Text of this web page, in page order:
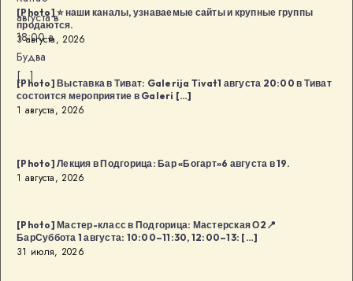
августа в
18:00 в
Будва
[…]
[Photo] ⭐️ наши каналы, узнаваемые сайты и крупные группы
продаются.
3 августа, 2026
[Photo] Выставка в Тиват: Galerija Tivat1 августа 20:00 в Тиват
состоится мероприятие в Galeri […]
1 августа, 2026
[Photo] Лекция в Подгорица: Бар «Богарт»6 августа в 19.
1 августа, 2026
[Photo] Мастер-класс в Подгорица: Мастерская О2📍
БарСуббота 1 августа: 10:00–11:30, 12:00–13: […]
31 июля, 2026